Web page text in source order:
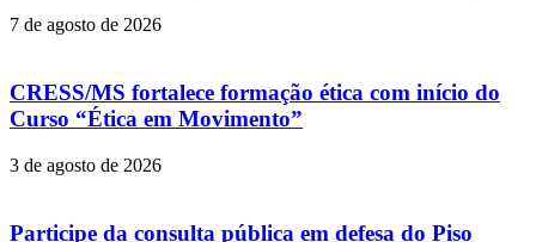
7 de agosto de 2026
CRESS/MS fortalece formação ética com início do
Curso “Ética em Movimento”
3 de agosto de 2026
Participe da consulta pública em defesa do Piso